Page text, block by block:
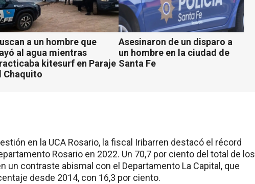
a un hombre que
al agua mientras
kitesurf en Paraje
Chaquito
Asesinaron de un disparo a
un hombre en la ciudad de
Santa Fe
en la UCA Rosario, la fiscal Iribarren destacó el récord
Rosario en 2022. Un 70,7 por ciento del total de los
un contraste abismal con el Departamento La Capital, que
desde 2014, con 16,3 por ciento.